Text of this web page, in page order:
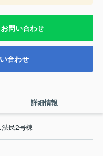
問い合わせ
合わせ
詳細情報
渋民2号棟